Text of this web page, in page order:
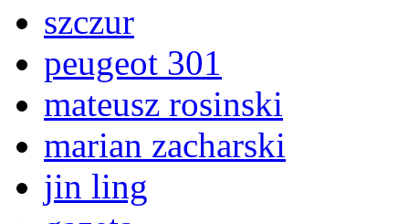
szczur
peugeot 301
mateusz rosinski
marian zacharski
jin ling